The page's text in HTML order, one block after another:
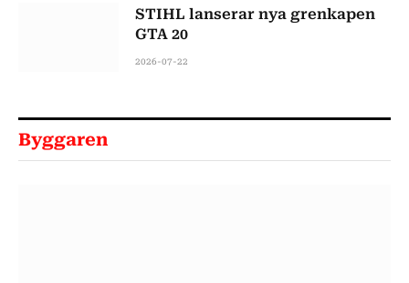
STIHL lanserar nya grenkapen
GTA 20
2026-07-22
Byggaren